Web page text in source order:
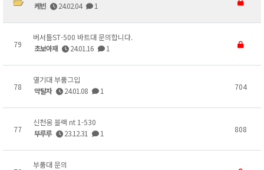
케빈
24.02.04 1
79
버서틀ST-500 바트대 문의합니다.
초보아재
24.01.16 1
78
열기대 부품그입
약탈자
24.01.08 1 704
77
신천옹 블랙 nt 1-530
뚜루루
23.12.31 1 808
부품대 문의